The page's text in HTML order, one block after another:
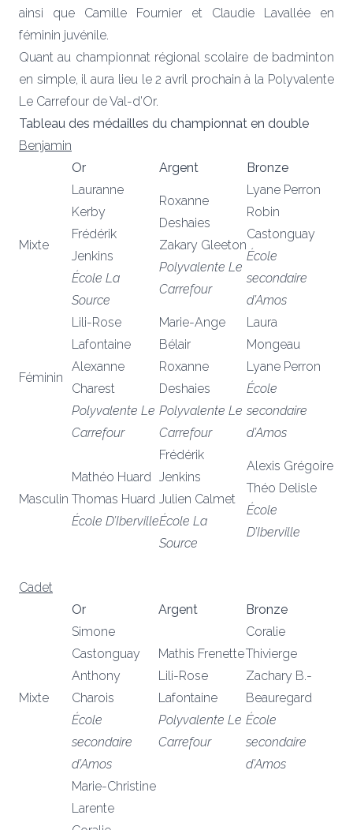
ainsi que Camille Fournier et Claudie Lavallée en
féminin juvénile.
Quant au championnat régional scolaire de badminton
en simple, il aura lieu le 2 avril prochain à la Polyvalente
Le Carrefour de Val-d’Or.
Tableau des médailles du championnat en double
Benjamin
Or
Argent Bronze
Mixte
Lauranne
Kerby
Frédérik
Jenkins
École La
Source
Roxanne
Deshaies
Zakary Gleeton
Polyvalente Le
Carrefour
Lyane Perron
Robin
Castonguay
École
secondaire
d’Amos
Féminin
Lili-Rose
Lafontaine
Alexanne
Charest
Polyvalente Le
Carrefour
Marie-Ange
Bélair
Roxanne
Deshaies
Polyvalente Le
Carrefour
Laura
Mongeau
Lyane Perron
École
secondaire
d’Amos
Masculin
Mathéo Huard
Thomas Huard
École D’Iberville
Frédérik
Jenkins
Julien Calmet
École La
Source
Alexis Grégoire
Théo Delisle
École
D’Iberville
Cadet
Or
Argent Bronze
Mixte
Simone
Castonguay
Anthony
Charois
École
secondaire
d’Amos
Mathis Frenette
Lili-Rose
Lafontaine
Polyvalente Le
Carrefour
Coralie
Thivierge
Zachary B.-
Beauregard
École
secondaire
d’Amos
Marie-Christine
Larente